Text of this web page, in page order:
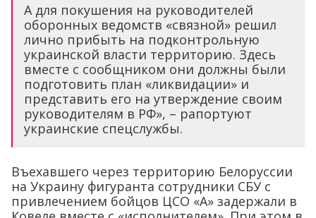
А для покушения на руководителей
оборонных ведомств «связной» решил
лично прибыть на подконтрольную
украинской власти территорию. Здесь
вместе с сообщником они должны были
подготовить план «ликвидации» и
представить его на утверждение своим
руководителям в РФ», – рапортуют
украинские спецслужбы.
Въехавшего через территорию Белоруссии
на Украину фигуранта сотрудники СБУ с
привлечением бойцов ЦСО «А» задержали в